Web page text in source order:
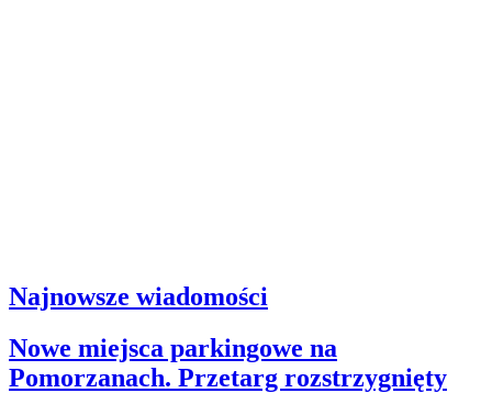
Najnowsze wiadomości
Nowe miejsca parkingowe na
Pomorzanach. Przetarg rozstrzygnięty